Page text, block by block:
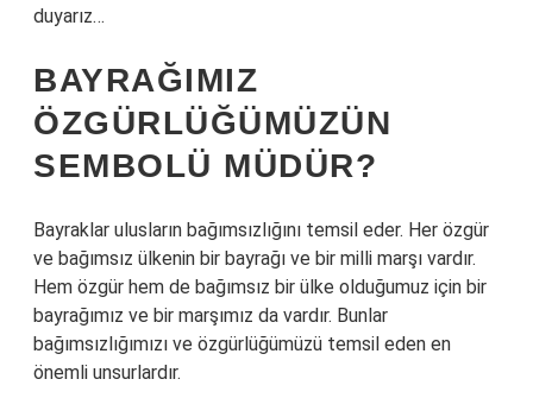
duyarız…
BAYRAĞIMIZ
ÖZGÜRLÜĞÜMÜZÜN
SEMBOLÜ MÜDÜR?
Bayraklar ulusların bağımsızlığını temsil eder. Her özgür
ve bağımsız ülkenin bir bayrağı ve bir milli marşı vardır.
Hem özgür hem de bağımsız bir ülke olduğumuz için bir
bayrağımız ve bir marşımız da vardır. Bunlar
bağımsızlığımızı ve özgürlüğümüzü temsil eden en
önemli unsurlardır.